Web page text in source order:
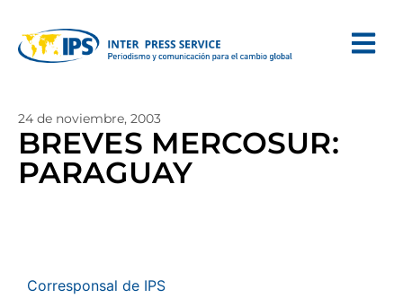
24 de noviembre, 2003
BREVES MERCOSUR:
PARAGUAY
Corresponsal de IPS